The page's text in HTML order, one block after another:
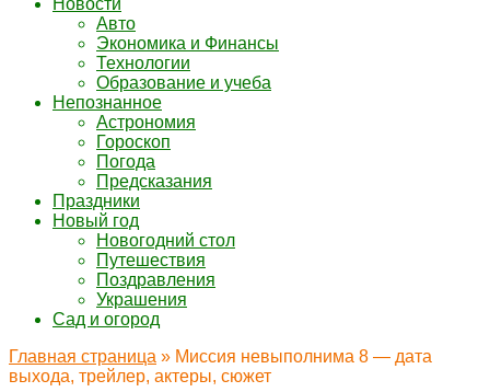
Новости
Авто
Экономика и Финансы
Технологии
Образование и учеба
Непознанное
Астрономия
Гороскоп
Погода
Предсказания
Праздники
Новый год
Новогодний стол
Путешествия
Поздравления
Украшения
Сад и огород
Главная страница » Миссия невыполнима 8 — дата
выхода, трейлер, актеры, сюжет